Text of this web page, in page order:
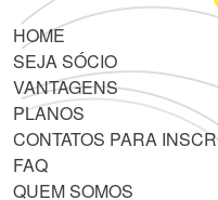
HOME
SEJA SÓCIO
VANTAGENS
PLANOS
CONTATOS PARA
FAQ
QUEM SOMOS